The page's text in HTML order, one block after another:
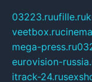
03223.ruufille.ru
veetbox.ru
mega-press.ru
eurovision-
itrack-24.ru